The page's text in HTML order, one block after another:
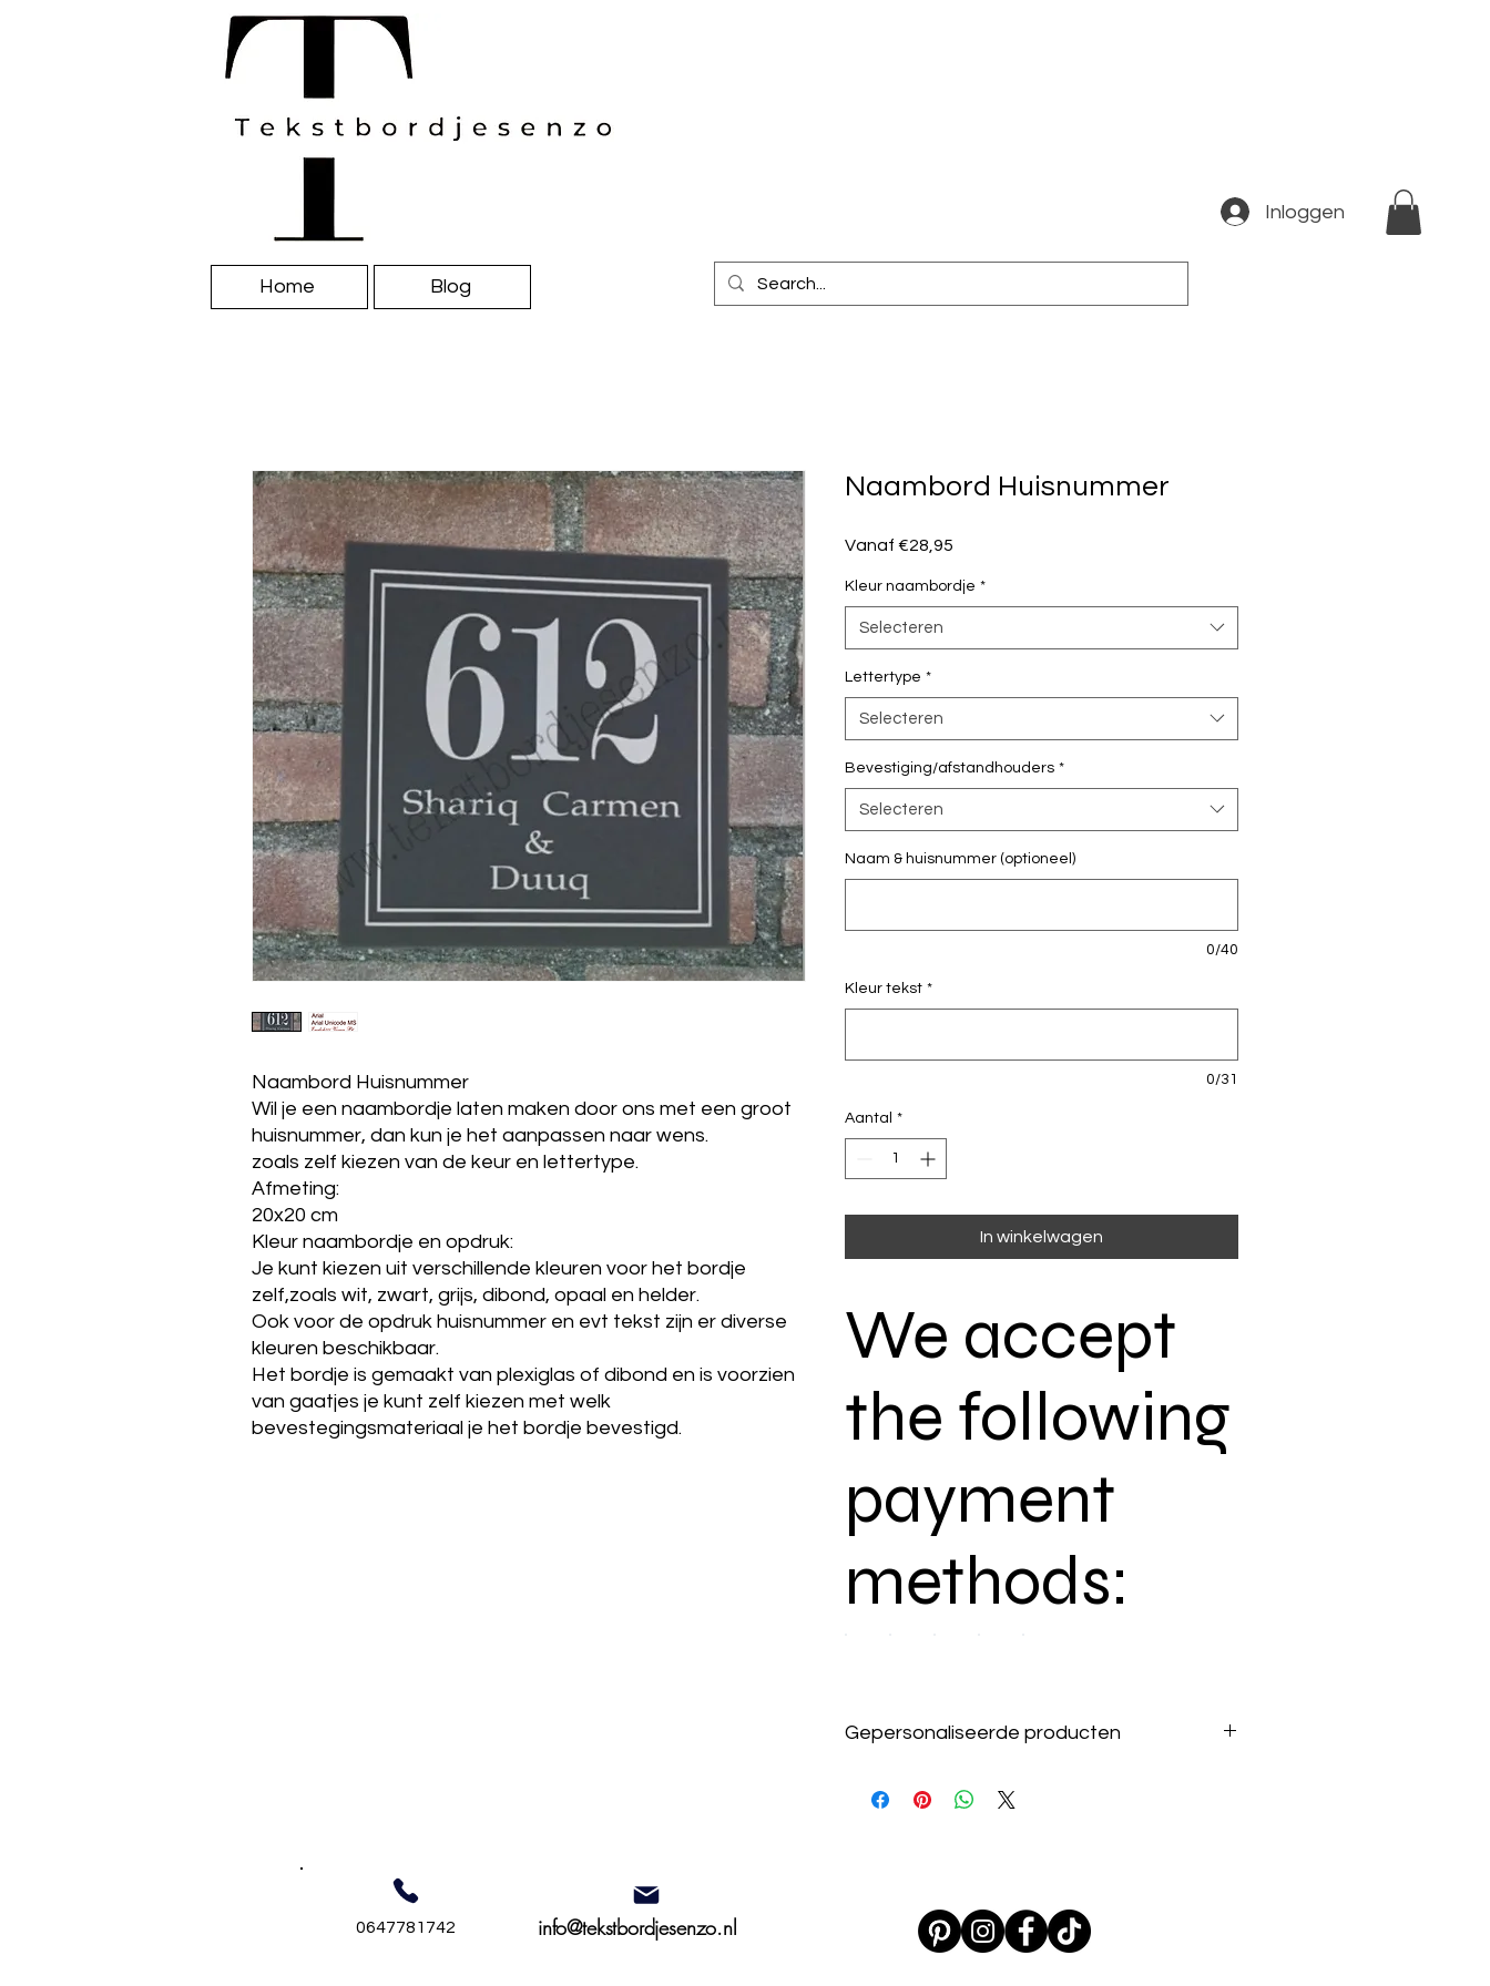
Inloggen
Home Blog
Naambord Huisnummer
Wil je een naambordje laten maken door ons met een groot
huisnummer, dan kun je het aanpassen naar wens.
zoals zelf kiezen van de keur en lettertype.
Afmeting:
20x20 cm
Kleur naambordje en opdruk:
Je kunt kiezen uit verschillende kleuren voor het bordje
zelf,zoals wit, zwart, grijs, dibond, opaal en helder.
Ook voor de opdruk huisnummer en evt tekst zijn er diverse
kleuren beschikbaar.
Het bordje is gemaakt van plexiglas of dibond en is voorzien
van gaatjes je kunt zelf kiezen met welk
bevestegingsmateriaal je het bordje bevestigd.
Naambord Huisnummer
Vanaf €28,95
Kleur naambordje *
Selecteren
Lettertype *
Selecteren
Bevestiging/afstandhouders *
Selecteren
Naam & huisnummer (optioneel)
0/40
Kleur tekst *
0/31
Aantal *
In winkelwagen
We accept
the following
payment
methods:
Gepersonaliseerde producten
geretourneerd worden, maar als er iets niet naar
0647781742 info@tekstbordjesenzo.nl